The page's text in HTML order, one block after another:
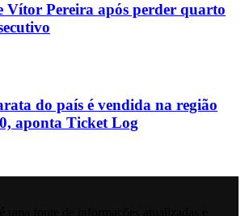
Vítor Pereira após perder quarto
do país é vendida na região
aponta Ticket Log